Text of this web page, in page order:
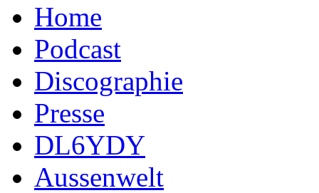
Home
Podcast
Discographie
Presse
DL6YDY
Aussenwelt